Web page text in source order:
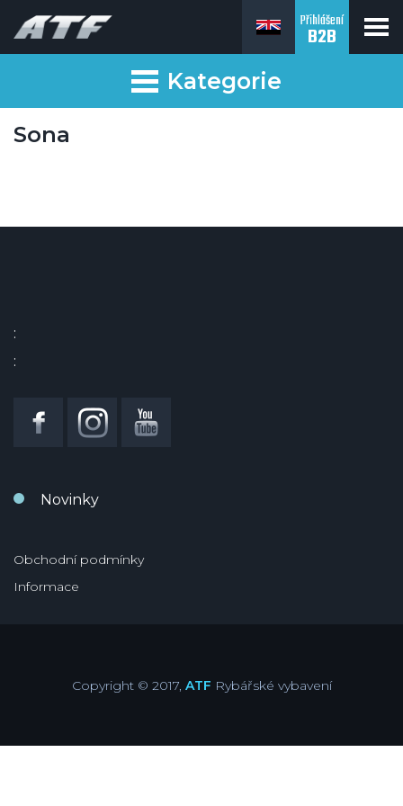
Přihlášení
B2B
Kategorie
Sona
:
:
Novinky
Obchodní podmínky
Informace
Copyright © 2017, ATF Rybářské vybavení